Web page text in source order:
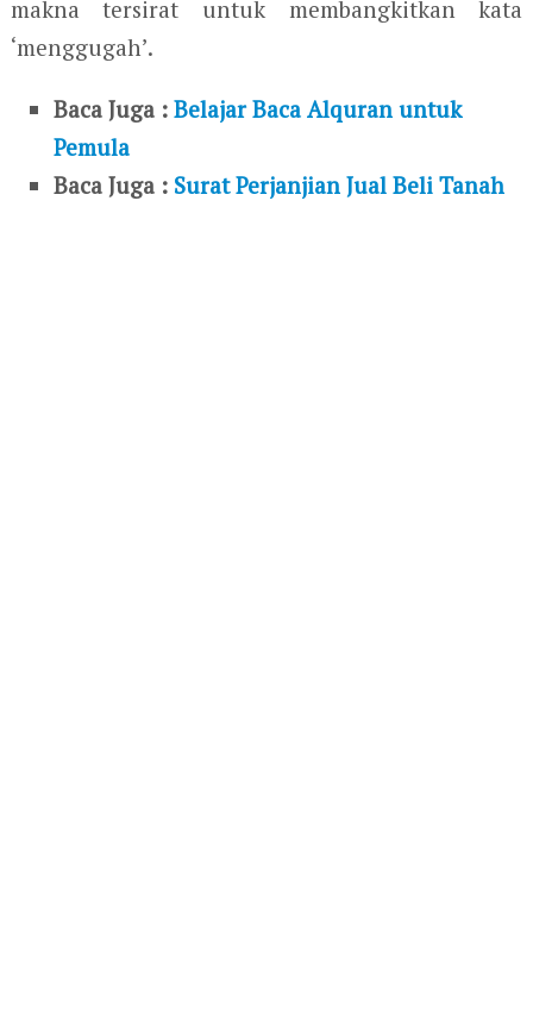
makna tersirat untuk membangkitkan kata
‘menggugah’.
Baca Juga :Belajar Baca Alquran untuk
Pemula
Baca Juga : Surat Perjanjian Jual Beli Tanah